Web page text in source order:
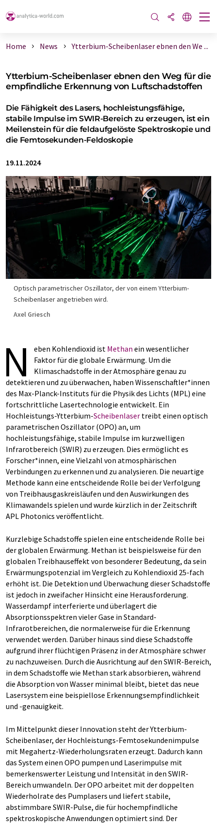
Home News Ytterbium-Scheibenlaser ebnen den We ...
Ytterbium-Scheibenlaser ebnen den Weg für die
empfindliche Erkennung von Luftschadstoffen
Die Fähigkeit des Lasers, hochleistungsfähige,
stabile Impulse im SWIR-Bereich zu erzeugen, ist ein
Meilenstein für die feldaufgelöste Spektroskopie und
die Femtosekunden-Feldoskopie
19.11.2024
Optisch parametrischer Oszillator, der von einem Ytterbium-
Scheibenlaser angetrieben wird.
Axel Griesch
N eben Kohlendioxid ist Methan ein wesentlicher
Faktor für die globale Erwärmung. Um die
Klimaschadstoffe in der Atmosphäre genau zu
detektieren und zu überwachen, haben Wissenschaftler*innen
des Max-Planck-Instituts für die Physik des Lichts (MPL) eine
fortschrittliche Lasertechnologie entwickelt. Ein
Hochleistungs-Ytterbium-Scheibenlaser treibt einen optisch
parametrischen Oszillator (OPO) an, um
hochleistungsfähige, stabile Impulse im kurzwelligen
Infrarotbereich (SWIR) zu erzeugen. Dies ermöglicht es
Forscher*innen, eine Vielzahl von atmosphärischen
Verbindungen zu erkennen und zu analysieren. Die neuartige
Methode kann eine entscheidende Rolle bei der Verfolgung
von Treibhausgaskreisläufen und den Auswirkungen des
Klimawandels spielen und wurde kürzlich in der Zeitschrift
APL Photonics veröffentlicht.
Kurzlebige Schadstoffe spielen eine entscheidende Rolle bei
der globalen Erwärmung. Methan ist beispielsweise für den
globalen Treibhauseffekt von besonderer Bedeutung, da sein
Erwärmungspotenzial im Vergleich zu Kohlendioxid 25-fach
erhöht ist. Die Detektion und Überwachung dieser Schadstoffe
ist jedoch in zweifacher Hinsicht eine Herausforderung.
Wasserdampf interferierte und überlagert die
Absorptionsspektren vieler Gase in Standard-
Infrarotbereichen, die normalerweise für die Erkennung
verwendet werden. Darüber hinaus sind diese Schadstoffe
aufgrund ihrer flüchtigen Präsenz in der Atmosphäre schwer
zu nachzuweisen. Durch die Ausrichtung auf den SWIR-Bereich,
in dem Schadstoffe wie Methan stark absorbieren, während
die Absorption von Wasser minimal bleibt, bietet das neue
Lasersystem eine beispiellose Erkennungsempfindlichkeit
und -genauigkeit.
Im Mittelpunkt dieser Innovation steht der Ytterbium-
Scheibenlaser, der Hochleistungs-Femtosekundenimpulse
mit Megahertz-Wiederholungsraten erzeugt. Dadurch kann
das System einen OPO pumpen und Laserimpulse mit
bemerkenswerter Leistung und Intensität in den SWIR-
Bereich umwandeln. Der OPO arbeitet mit der doppelten
Wiederholrate des Pumplasers und liefert stabile,
abstimmbare SWIR-Pulse, die für hochempfindliche
spektroskopische Anwendungen optimiert sind. Der